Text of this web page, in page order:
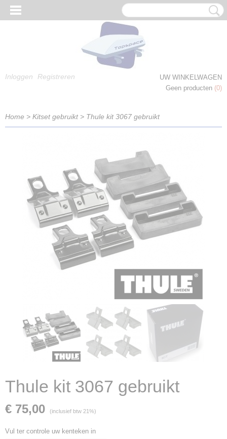
Inloggen Registreren
UW WINKELWAGEN
Geen producten (0)
Home > Kitset gebruikt> Thule kit 3067 gebruikt
Thule kit 3067 gebruikt
€ 75,00 (inclusief btw 21%)
Vul ter controle uw kenteken in